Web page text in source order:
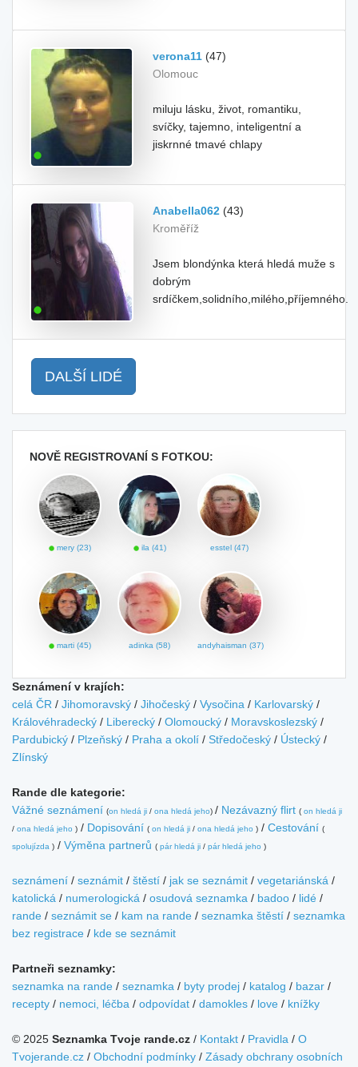
verona11 (47)
Olomouc
miluju lásku, život, romantiku,
svíčky, tajemno, inteligentní a
jiskrnné tmavé chlapy
Anabella062 (43)
Kroměříž
Jsem blondýnka která hledá muže s
dobrým
srdíčkem,solidního,milého,příjemného.
DALŠÍ LIDÉ
NOVĚ REGISTROVANÍ S FOTKOU:
mery (23) ila (41) esstel (47)
marti (45) adinka (58) andyhaisman (37)
Seznámení v krajích:
celá ČR / Jihomoravský / Jihočeský / Vysočina / Karlovarský /
Královéhradecký / Liberecký / Olomoucký / Moravskoslezský /
Pardubický / Plzeňský / Praha a okolí / Středočeský / Ústecký /
Zlínský
Rande dle kategorie:
Vážné seznámení (on hledá ji / ona hledá jeho) / Nezávazný flirt ( on hledá ji
/ ona hledá jeho ) / Dopisování ( on hledá ji / ona hledá jeho ) / Cestování (
spolujízda ) / Výměna partnerů ( pár hledá ji / pár hledá jeho )
seznámení / seznámit / štěstí / jak se seznámit / vegetariánská /
katolická / numerologická / osudová seznamka / badoo / lidé /
rande / seznámit se / kam na rande / seznamka štěstí / seznamka
bez registrace / kde se seznámit
Partneři seznamky:
seznamka na rande / seznamka / byty prodej / katalog / bazar /
recepty / nemoci, léčba / odpovídat / damokles / love / knížky
© 2025 Seznamka Tvoje rande.cz / Kontakt / Pravidla / O
Tvojerande.cz / Obchodní podmínky / Zásady obchrany osobních